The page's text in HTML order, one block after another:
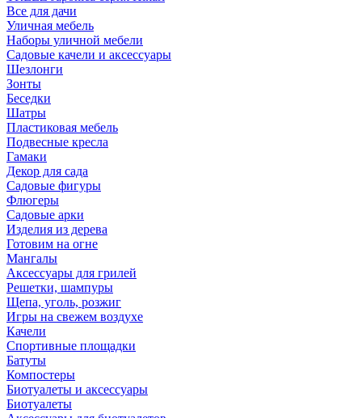
Все для дачи
Уличная мебель
Наборы уличной мебели
Садовые качели и аксессуары
Шезлонги
Зонты
Беседки
Шатры
Пластиковая мебель
Подвесные кресла
Гамаки
Декор для сада
Садовые фигуры
Флюгеры
Садовые арки
Изделия из дерева
Готовим на огне
Мангалы
Аксессуары для грилей
Решетки, шампуры
Щепа, уголь, розжиг
Игры на свежем воздухе
Качели
Спортивные площадки
Батуты
Компостеры
Биотуалеты и аксессуары
Биотуалеты